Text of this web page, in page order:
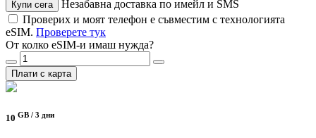
Купи сега
Незабавна доставка по имейл и SMS
Проверих и моят телефон е съвместим с технологията
eSIM. Проверете тук
От колко eSIM-и имаш нужда?
Плати с карта
10 GB / 3 дни